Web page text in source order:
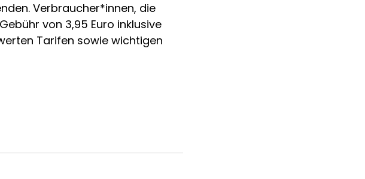
Verbraucher*innen, die
von 3,95 Euro inklusive
Tarifen sowie wichtigen